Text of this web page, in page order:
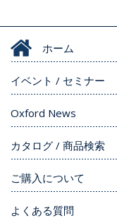
ホーム
イベント / セミナー
Oxford News
カタログ / 商品検索
ご購入について
よくある質問